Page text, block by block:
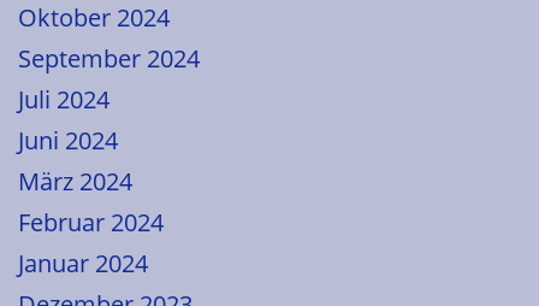
Oktober 2024
September 2024
Juli 2024
Juni 2024
März 2024
Februar 2024
Januar 2024